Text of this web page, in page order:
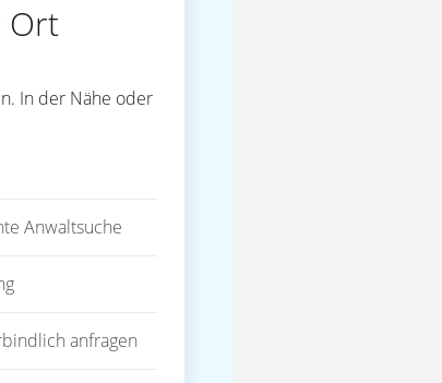
Ort
In der Nähe oder
Anwaltsuche
anfragen